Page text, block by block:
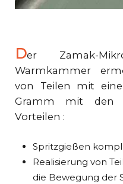
Der Zamak-
Warmkammer
von Teilen mit
Gramm mit den
Vorteilen :
Spritzgießen
Realisierung von
die Bewegung der